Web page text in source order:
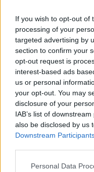
If you wish to opt-out of
processing of your
targeted advertising by
section to confirm your
opt-out request is
interest-based ads
us or personal
your opt-out. You may
disclosure of your
IAB’s list of
also be disclosed by us
Downstream
Please note that this
Personal Data